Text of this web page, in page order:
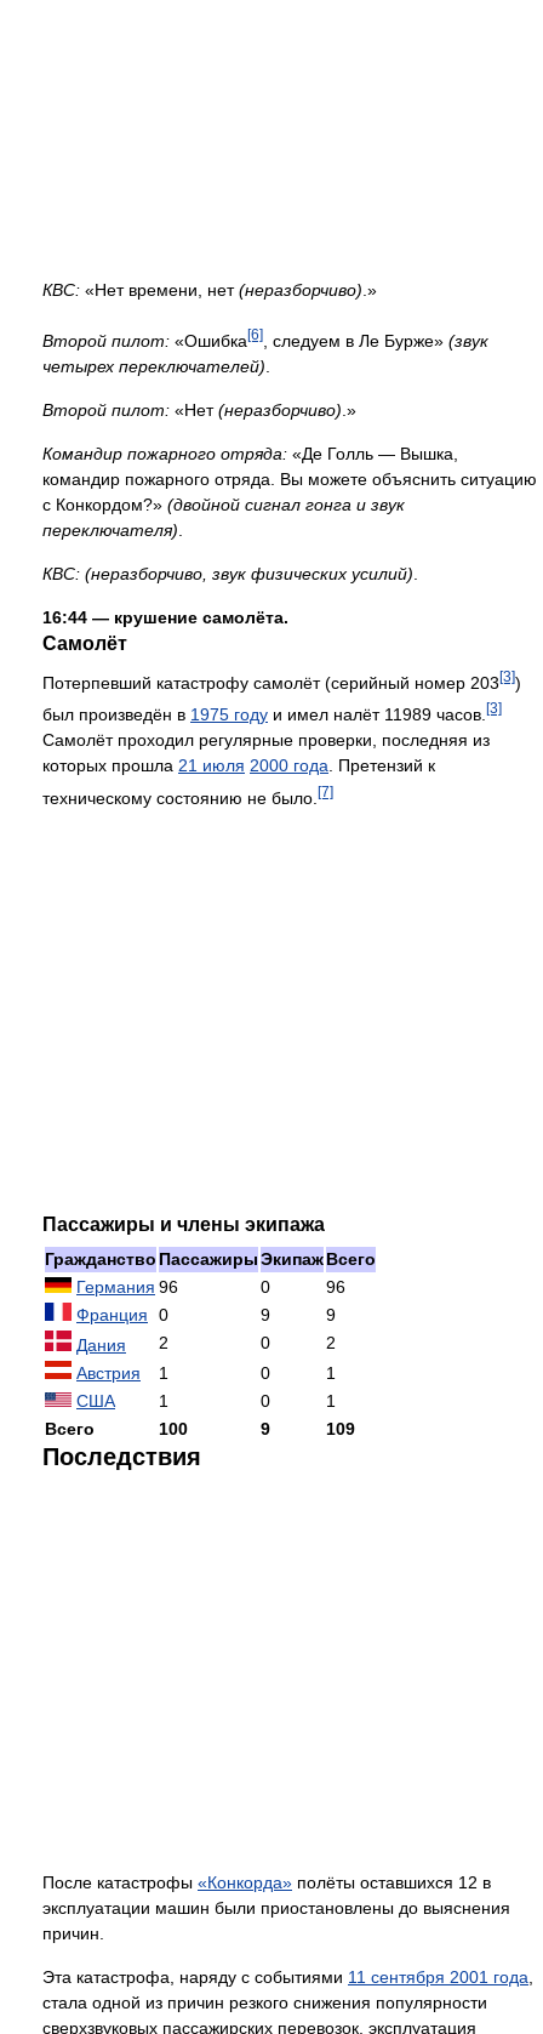
КВС: «Нет времени, нет(неразборчиво) .»
Второй пилот: «Ошибка[6] , следуем в Ле Бурже» (звук
четырех переключателей)
Второй пилот: «Нет(неразборчиво) .»
Командир пожарного отряда: «Де Голль — Вышка,
командир пожарного отряда. Вы можете объяснить ситуацию
с Конкордом?» (двойной сигнал гонга и звук
переключателя)
КВС: (неразборчиво, звук физических усилий)
16:44 — крушение самолёта.
Самолёт
Потерпевший катастрофу самолёт (серийный номер 203[3])
был произведён в 1975 году и имел налёт 11989 часов. [3]
Самолёт проходил регулярные проверки, последняя из
которых прошла 21 июля 2000 года . Претензий к
техническому состоянию не было. [7]
Пассажиры и члены экипажа
Гражданство ПассажирыЭкипажВсего
Германия 96 0
96
Франция
0 9
9
Дания
2 0
2
Австрия
1 0
1
США
1 0
1
Всего
100 9 109
Последствия
После катастрофы «Конкорда» полёты оставшихся 12 в
эксплуатации машин были приостановлены до выяснения
причин.
Эта катастрофа, наряду с событиями 11 сентября 2001 года
стала одной из причин резкого снижения популярности
сверхзвуковых пассажирских перевозок, эксплуатация